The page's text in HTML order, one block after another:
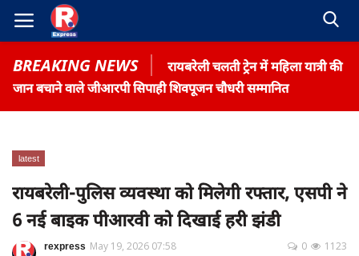
BREAKING NEWS
रायबरेली चलती ट्रेन में महिला यात्री की
जान बचाने वाले जीआरपी सिपाही शिवपूजन चौधरी सम्मानित
Home
Contact
latest
रायबरेली-पुलिस व्यवस्था को मिलेगी रफ्तार, एसपी ने
6 नई बाइक पीआरवी को दिखाई हरी झंडी
rexpress May 19, 2026 07:58 1123
0